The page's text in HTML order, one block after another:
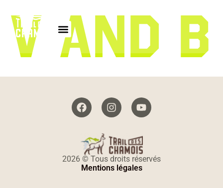
V AND B
2026 © Tous droits réservés
Mentions légales